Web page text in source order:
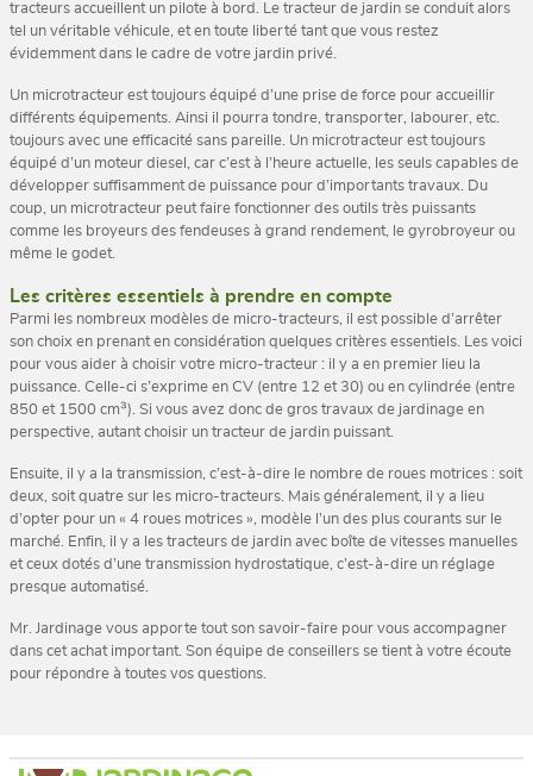
tracteurs accueillent un pilote à bord. Le tracteur de jardin se conduit alors
tel un véritable véhicule, et en toute liberté tant que vous restez
évidemment dans le cadre de votre jardin privé.
Un microtracteur est toujours équipé d’une prise de force pour accueillir
différents équipements. Ainsi il pourra tondre, transporter, labourer, etc.
toujours avec une efficacité sans pareille. Un microtracteur est toujours
équipé d’un moteur diesel, car c’est à l’heure actuelle, les seuls capables de
développer suffisamment de puissance pour d’importants travaux. Du
coup, un microtracteur peut faire fonctionner des outils très puissants
comme les broyeurs des fendeuses à grand rendement, le gyrobroyeur ou
même le godet.
Les critères essentiels à prendre en compte
Parmi les nombreux modèles de micro-tracteurs, il est possible d’arrêter
son choix en prenant en considération quelques critères essentiels. Les voici
pour vous aider à choisir votre micro-tracteur : il y a en premier lieu la
puissance. Celle-ci s’exprime en CV (entre 12 et 30) ou en cylindrée (entre
850 et 1500 cm³). Si vous avez donc de gros travaux de jardinage en
perspective, autant choisir un tracteur de jardin puissant.
Ensuite, il y a la transmission, c’est-à-dire le nombre de roues motrices : soit
deux, soit quatre sur les micro-tracteurs. Mais généralement, il y a lieu
d’opter pour un « 4 roues motrices », modèle l’un des plus courants sur le
marché. Enfin, il y a les tracteurs de jardin avec boîte de vitesses manuelles
et ceux dotés d’une transmission hydrostatique, c’est-à-dire un réglage
presque automatisé.
Mr. Jardinage vous apporte tout son savoir-faire pour vous accompagner
dans cet achat important. Son équipe de conseillers se tient à votre écoute
pour répondre à toutes vos questions.